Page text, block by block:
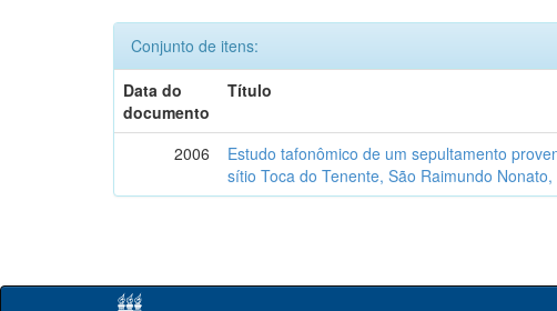
Conjunto de itens:
Data do
documento
Título
2006
Estudo tafonômico de um sepultamento
sítio Toca do Tenente, São Raimundo